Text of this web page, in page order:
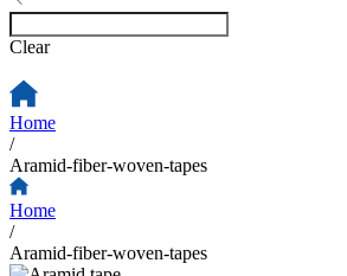
Clear
Home
/
Aramid-fiber-woven-tapes
Home
/
Aramid-fiber-woven-tapes